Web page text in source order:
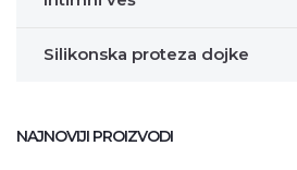
Silikonska proteza dojke
NAJNOVIJI PROIZVODI